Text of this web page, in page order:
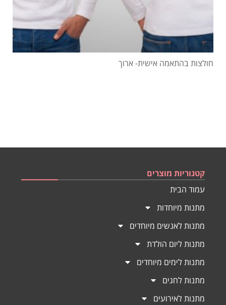
חולצות בהתאמה אישית- ארוך
קטגוריות מוצרים
עמוד הבית
מתנות מיוחדות
מתנות לאנשים מיוחדים
מתנות ליום הולדת
מתנות לימים מיוחדים
מתנות לחגים
מתנות לאירועים